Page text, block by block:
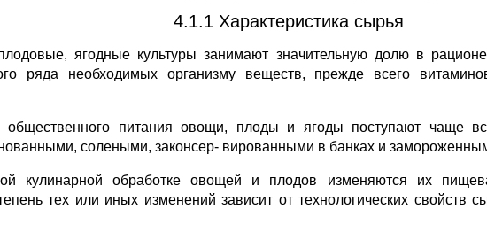
4.1.1 Характеристика сырья
ягодные культуры занимают значительную долю в
ряда необходимых организму веществ, прежде всего
общественного питания овощи, плоды и ягоды поступают чаще
солеными, законсер- вированными в банках и
кулинарной обработке овощей и плодов изменяются их
тех или иных изменений зависит от технологических